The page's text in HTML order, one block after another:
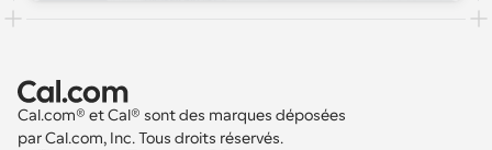
Cal.com® et Cal® sont des marques déposées
par Cal.com, Inc. Tous droits réservés.